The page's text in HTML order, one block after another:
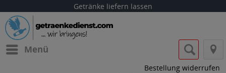
Getränke liefern lassen
Menü
Bestellung widerrufen